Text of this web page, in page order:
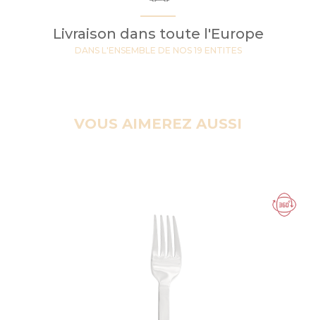
Livraison dans toute l'Europe
DANS L'ENSEMBLE DE NOS 19 ENTITES
VOUS AIMEREZ AUSSI